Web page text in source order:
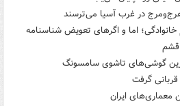
در غرب آسیا می‌ترسند
اما و اگرهای تعویض شناسنامه
قشم
گوشی‌های تاشوی سامسونگ
معماری‌های ایران